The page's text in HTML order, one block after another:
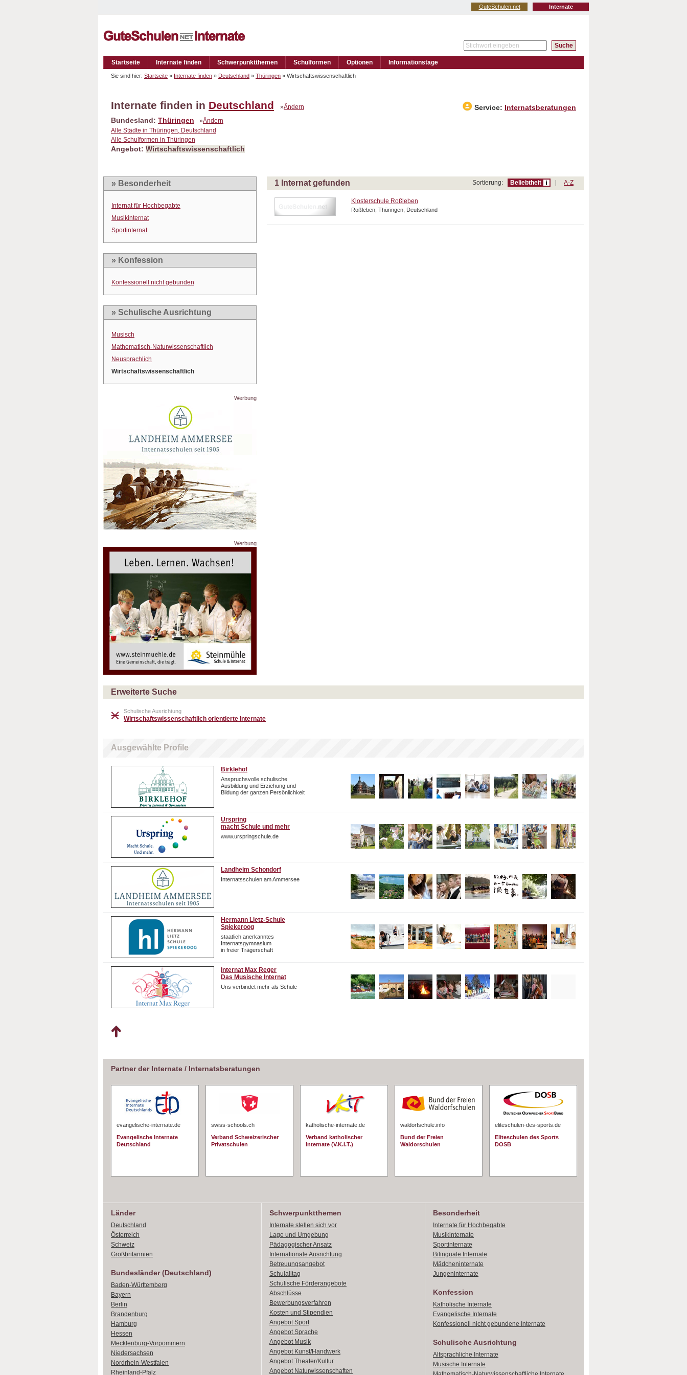
Internate
GuteSchulen.net
Startseite Internate finden Schwerpunktthemen Schulformen Optionen Informationstage
Sie sind hier: Startseite » Internate finden » Deutschland » Thüringen » Wirtschaftswissenschaftlich
Internate finden in Deutschland »Ändern Service:
Internatsberatungen
Bundesland: Thüringen »Ändern
Alle Städte in Thüringen, Deutschland
Alle Schulformen in Thüringen
Angebot: Wirtschaftswissenschaftlich
» Besonderheit
Internat für Hochbegabte
Musikinternat
Sportinternat
» Konfession
Konfessionell nicht gebunden
» Schulische Ausrichtung
Musisch
Mathematisch-Naturwissenschaftlich
Neusprachlich
Wirtschaftswissenschaftlich
Werbung
Werbung
1 Internat gefunden Sortierung: Beliebtheit A-Z
Klosterschule Roßleben
Roßleben, Thüringen, Deutschland
Erweiterte Suche
Schulische Ausrichtung
Wirtschaftswissenschaftlich orientierte Internate
Ausgewählte Profile
Birklehof
Anspruchsvolle schulische
Ausbildung und Erziehung und
Bildung der ganzen Persönlichkeit
Urspring
macht Schule und mehr
www.urspringschule.de
Landheim Schondorf
Internatsschulen am Ammersee
Hermann Lietz-Schule
Spiekeroog
staatlich anerkanntes
Internatsgymnasium
in freier Trägerschaft
Internat Max Reger
Das Musische Internat
Uns verbindet mehr als Schule
Partner der Internate / Internatsberatungen
evangelische-internate.de
Evangelische Internate
Deutschland
swiss-schools.ch
Verband Schweizerischer
Privatschulen
katholische-internate.de
Verband katholischer
Internate (V.K.I.T.)
waldorfschule.info
Bund der Freien
Waldorschulen
eliteschulen-des-sports.de
Eliteschulen des Sports
DOSB
Länder
Deutschland
Österreich
Schweiz
Großbritannien
Bundesländer (Deutschland)
Baden-Württemberg
Bayern
Berlin
Brandenburg
Hamburg
Hessen
Mecklenburg-Vorpommern
Niedersachsen
Nordrhein-Westfalen
Rheinland-Pfalz
Schwerpunktthemen
Internate stellen sich vor
Lage und Umgebung
Pädagogischer Ansatz
Internationale Ausrichtung
Betreuungsangebot
Schulalltag
Schulische Förderangebote
Abschlüsse
Bewerbungsverfahren
Kosten und Stipendien
Angebot Sport
Angebot Sprache
Angebot Musik
Angebot Kunst/Handwerk
Angebot Theater/Kultur
Angebot Naturwissenschaften
Besonderheit
Internate für Hochbegabte
Musikinternate
Sportinternate
Bilinguale Internate
Mädcheninternate
Jungeninternate
Konfession
Katholische Internate
Evangelische Internate
Konfessionell nicht gebundene Internate
Schulische Ausrichtung
Altsprachliche Internate
Musische Internate